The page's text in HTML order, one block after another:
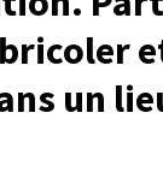
un